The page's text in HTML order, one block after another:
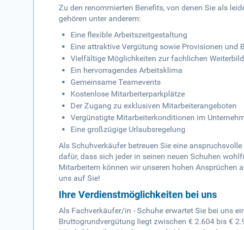
Zu den renommierten Benefits, von denen Sie als
gehören unter anderem:
Eine flexible Arbeitszeitgestaltung
Eine attraktive Vergütung sowie Provisionen und
Vielfältige Möglichkeiten zur fachlichen
Ein hervorragendes Arbeitsklima
Gemeinsame Teamevents
Kostenlose Mitarbeiterparkplätze
Der Zugang zu exklusiven Mitarbeiterangeboten
Vergünstigte Mitarbeiterkonditionen im
Eine großzügige Urlaubsregelung
Als Schuhverkäufer betreuen Sie eine
dafür, dass sich jeder in seinen neuen Schuhen
Mitarbeitern können wir unseren hohen Ansprüchen
uns auf Sie!
Ihre Verdienstmöglichkeiten bei uns
Als Fachverkäufer/in - Schuhe erwartet Sie bei uns
Bruttogrundvergütung liegt zwischen € 2.604 bis €